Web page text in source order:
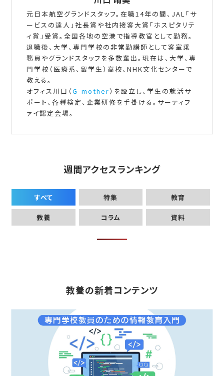
元日本航空グランドスタッフ。在職14年の間、JAL「サ
ービスの達人」社長賞や社内接客大賞「ホスピタリテ
ィ賞」受賞。全国各地の空港で指導教官として勤務。
退職後、大学、専門学校の非常勤講師として客室乗
務員やグランドスタッフを多数輩出。現在は、大学、専
門学校（医療系、留学生）高校、NHK文化センターで
教える。
オフィス川口（G-mother）を設立し、学生の就活サ
ポート、各種検定、企業研修を手掛ける。サーティフ
ァイ認定会場。
週間アクセスランキング
すべて 特集 教育
教養 コラム 資料
教養の新着コンテンツ